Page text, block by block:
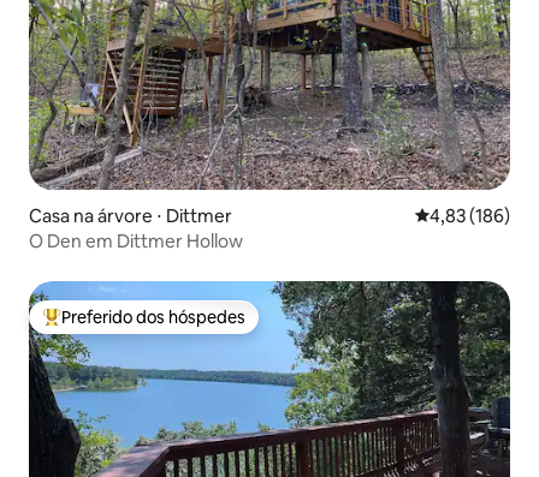
Casa na árvore ⋅ Dittmer 4,83 de uma
4,83 (186)
O Den em Dittmer Hollow
Entre os melhores preferidos dos hóspedes
Preferido dos hóspedes